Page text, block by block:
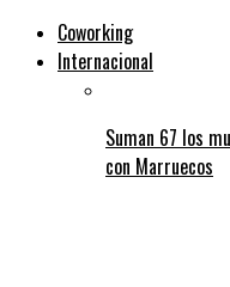
Coworking
Internacional
Suman 67 los
con Marruecos